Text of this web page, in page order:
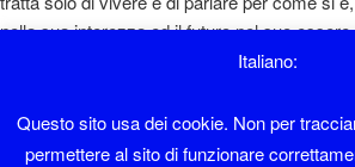
nella sua interezza ed il futuro nel suo
sembrare un ottimista e magari lo sono, però
Diaolin
Italiano:
Questo sito usa dei cookie. Non per
permettere al sito di funzionare